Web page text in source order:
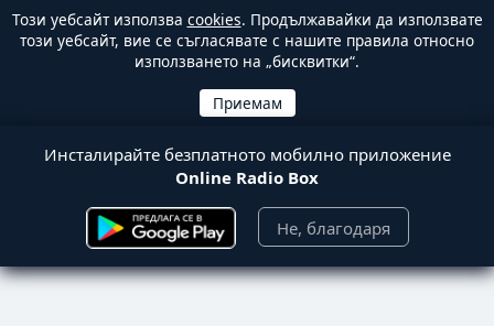
Този уебсайт използва cookies. Продължавайки да използвате
този уебсайт, вие се съгласявате с нашите правила относно
използването на „бисквитки“.
Инсталирайте безплатното мобилно приложение
Online Radio Box
Не, благодаря